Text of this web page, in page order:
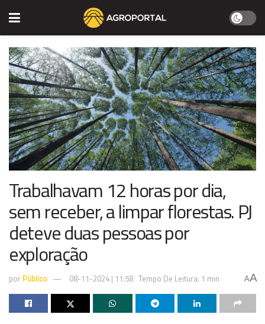
Trabalhavam 12 horas por dia,
sem receber, a limpar florestas. PJ
deteve duas pessoas por
exploração
por Público 08-11-2024 | 11:58 Tempo De Leitura: 1 min AA